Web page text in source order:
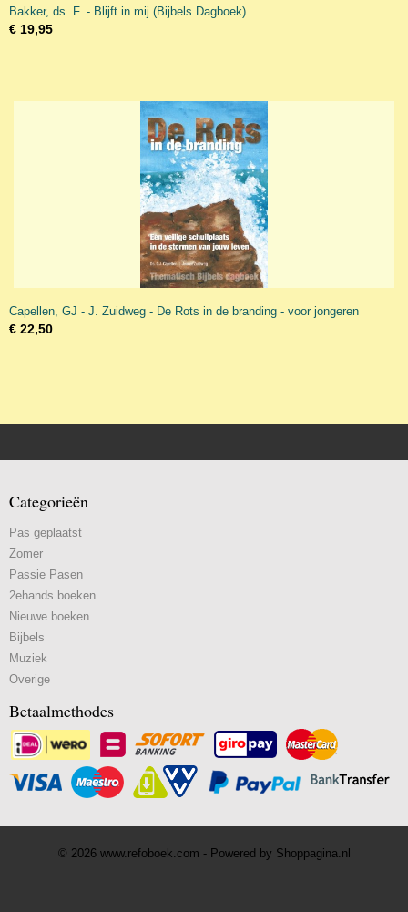
Bakker, ds. F. - Blijft in mij (Bijbels Dagboek)
€ 19,95
Capellen, GJ - J. Zuidweg - De Rots in de branding - voor jongeren
€ 22,50
Categorieën
Pas geplaatst
Zomer
Passie Pasen
2ehands boeken
Nieuwe boeken
Bijbels
Muziek
Overige
Betaalmethodes
© 2026 www.refoboek.com - Powered by Shoppagina.nl